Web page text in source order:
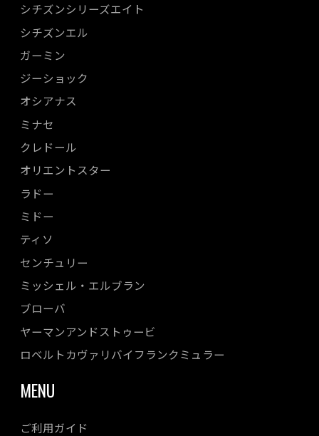
シチズンシリーズエイト
シチズンエル
ガーミン
ジーショック
オシアナス
ミナセ
クレドール
オリエントスター
ラドー
ミドー
ティソ
センチュリー
ミッシェル・エルブラン
ブローバ
ヤーマンアンドストゥービ
ロベルトカヴァリバイフランクミュラー
MENU
ご利用ガイド